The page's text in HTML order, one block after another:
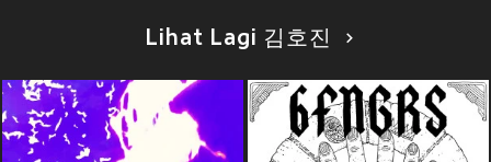
Lihat Lagi 김호진